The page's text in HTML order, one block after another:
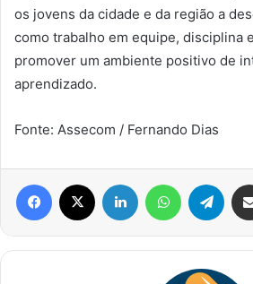
os jovens da cidade e da região a
como trabalho em equipe, disciplina
promover um ambiente positivo de
aprendizado.
Fonte: Assecom / Fernando Dias
Facebook Linkedin WhatsApp